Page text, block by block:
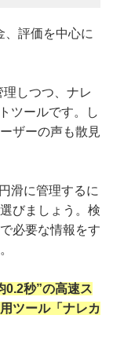
、評価を中心に
しつつ、ナレ
ツールです。し
ザーの声も散見
滑に管理するに
びましょう。検
必要な情報をす
0.2秒”の高速ス
ツール「ナレカ